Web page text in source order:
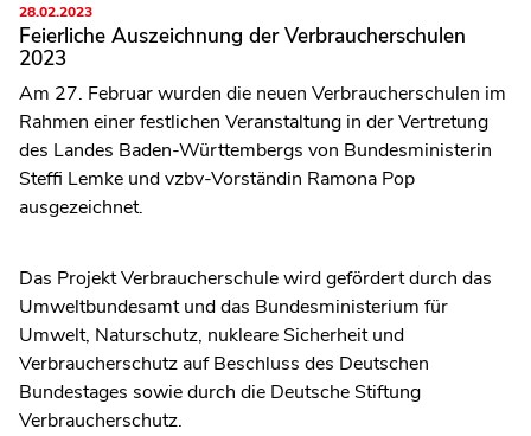
28.02.2023
Feierliche Auszeichnung der Verbraucherschulen
2023
Am 27. Februar wurden die neuen Verbraucherschulen im
Rahmen einer festlichen Veranstaltung in der Vertretung
des Landes Baden-Württembergs von Bundesministerin
Steffi Lemke und vzbv-Vorständin Ramona Pop
ausgezeichnet.
Das Projekt Verbraucherschule wird gefördert durch das
Umweltbundesamt und das Bundesministerium für
Umwelt, Naturschutz, nukleare Sicherheit und
Verbraucherschutz auf Beschluss des Deutschen
Bundestages sowie durch die Deutsche Stiftung
Verbraucherschutz.